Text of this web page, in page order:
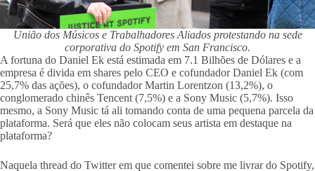
União dos Músicos e Trabalhadores Aliados protestando na sede
corporativa do Spotify em San Francisco.
A fortuna do Daniel Ek está estimada em 7.1 Bilhões de Dólares e a
empresa é divida em shares pelo CEO e cofundador Daniel Ek (com
25,7% das ações), o cofundador Martin Lorentzon (13,2%), o
conglomerado chinês Tencent (7,5%) e a Sony Music (5,7%). Isso
mesmo, a Sony Music tá ali tomando conta de uma pequena parcela da
plataforma. Será que eles não colocam seus artista em destaque na
plataforma?
Naquela thread do Twitter em que comentei sobre me livrar do Spotify,